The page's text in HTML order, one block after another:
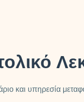
και υπηρεσία